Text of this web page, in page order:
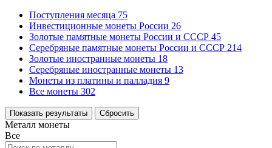
Поступления месяца 75
Инвестиционные монеты России 26
Золотые памятные монеты России и СССР 45
Серебряные памятные монеты России и СССР 214
Золотые иностранные монеты 18
Серебряные иностранные монеты 13
Монеты из платины и палладия 9
Все монеты 302
Показать результаты Сбросить
Металл монеты
Все